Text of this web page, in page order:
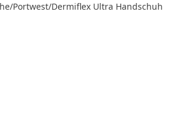
/Portwest/Dermiflex Ultra Handschuh